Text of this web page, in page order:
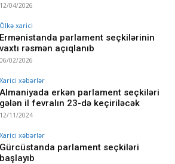
12/04/2026
Ölkə xarici
Ermənistanda parlament seçkilərinin
vaxtı rəsmən açıqlanıb
06/02/2026
Xarici xəbərlər
Almaniyada erkən parlament seçkiləri
gələn il fevralın 23-də keçiriləcək
12/11/2024
Xarici xəbərlər
Gürcüstanda parlament seçkiləri
başlayıb